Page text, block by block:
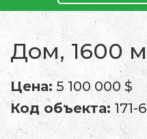
Дом, 1600
Цена: 5 100 000 $
Код объекта: 171-